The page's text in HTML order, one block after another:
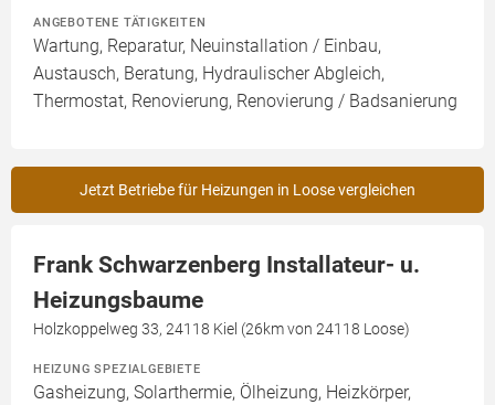
ANGEBOTENE TÄTIGKEITEN
Wartung, Reparatur, Neuinstallation / Einbau,
Austausch, Beratung, Hydraulischer Abgleich,
Thermostat, Renovierung, Renovierung / Badsanierung
Jetzt Betriebe für Heizungen in Loose vergleichen
Frank Schwarzenberg Installateur- u.
Heizungsbaume
Holzkoppelweg 33, 24118 Kiel (26km von 24118 Loose)
HEIZUNG SPEZIALGEBIETE
Gasheizung, Solarthermie, Ölheizung, Heizkörper,